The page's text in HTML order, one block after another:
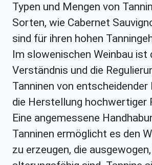
Typen und Mengen von
Sorten, wie Cabernet
sind für ihren hohen
Im slowenischen Weinbau ist
Verständnis und die
Tanninen von
die Herstellung hochwertiger
Eine angemessene
Tanninen ermöglicht es den
zu erzeugen, die